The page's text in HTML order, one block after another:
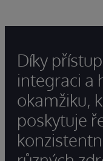
Díky
integraci a
okamžiku,
poskytuje